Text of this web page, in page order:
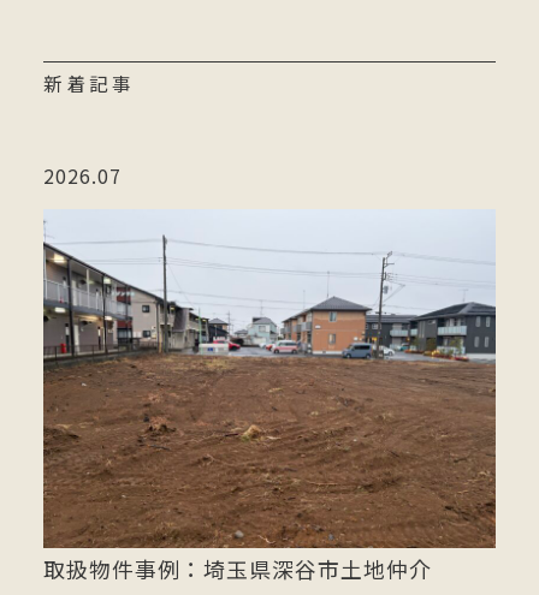
新着記事
2026.07
取扱物件事例：埼玉県深谷市土地仲介